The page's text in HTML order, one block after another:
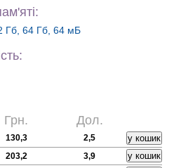
Гб, 64 Гб, 64 мБ
Грн.
Дол.
130,3
2,5
203,2
3,9